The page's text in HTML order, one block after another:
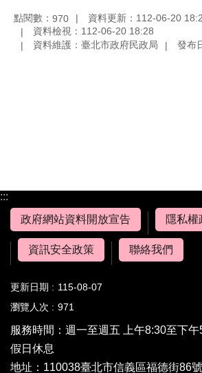
點閱數： 970
資料更新：112-06-20
資料檢視：112-06-20 18:28
資料維護：臺北市政府民政局
發布
:::
政府網站資料開放宣告
隱私權
資訊安全政策 聯絡我們
更新日期
115-08-07
瀏覽人次
971
服務時間：週一至週五 上午8:30至下
假日休息
地址：110038臺北市信義區福德街86